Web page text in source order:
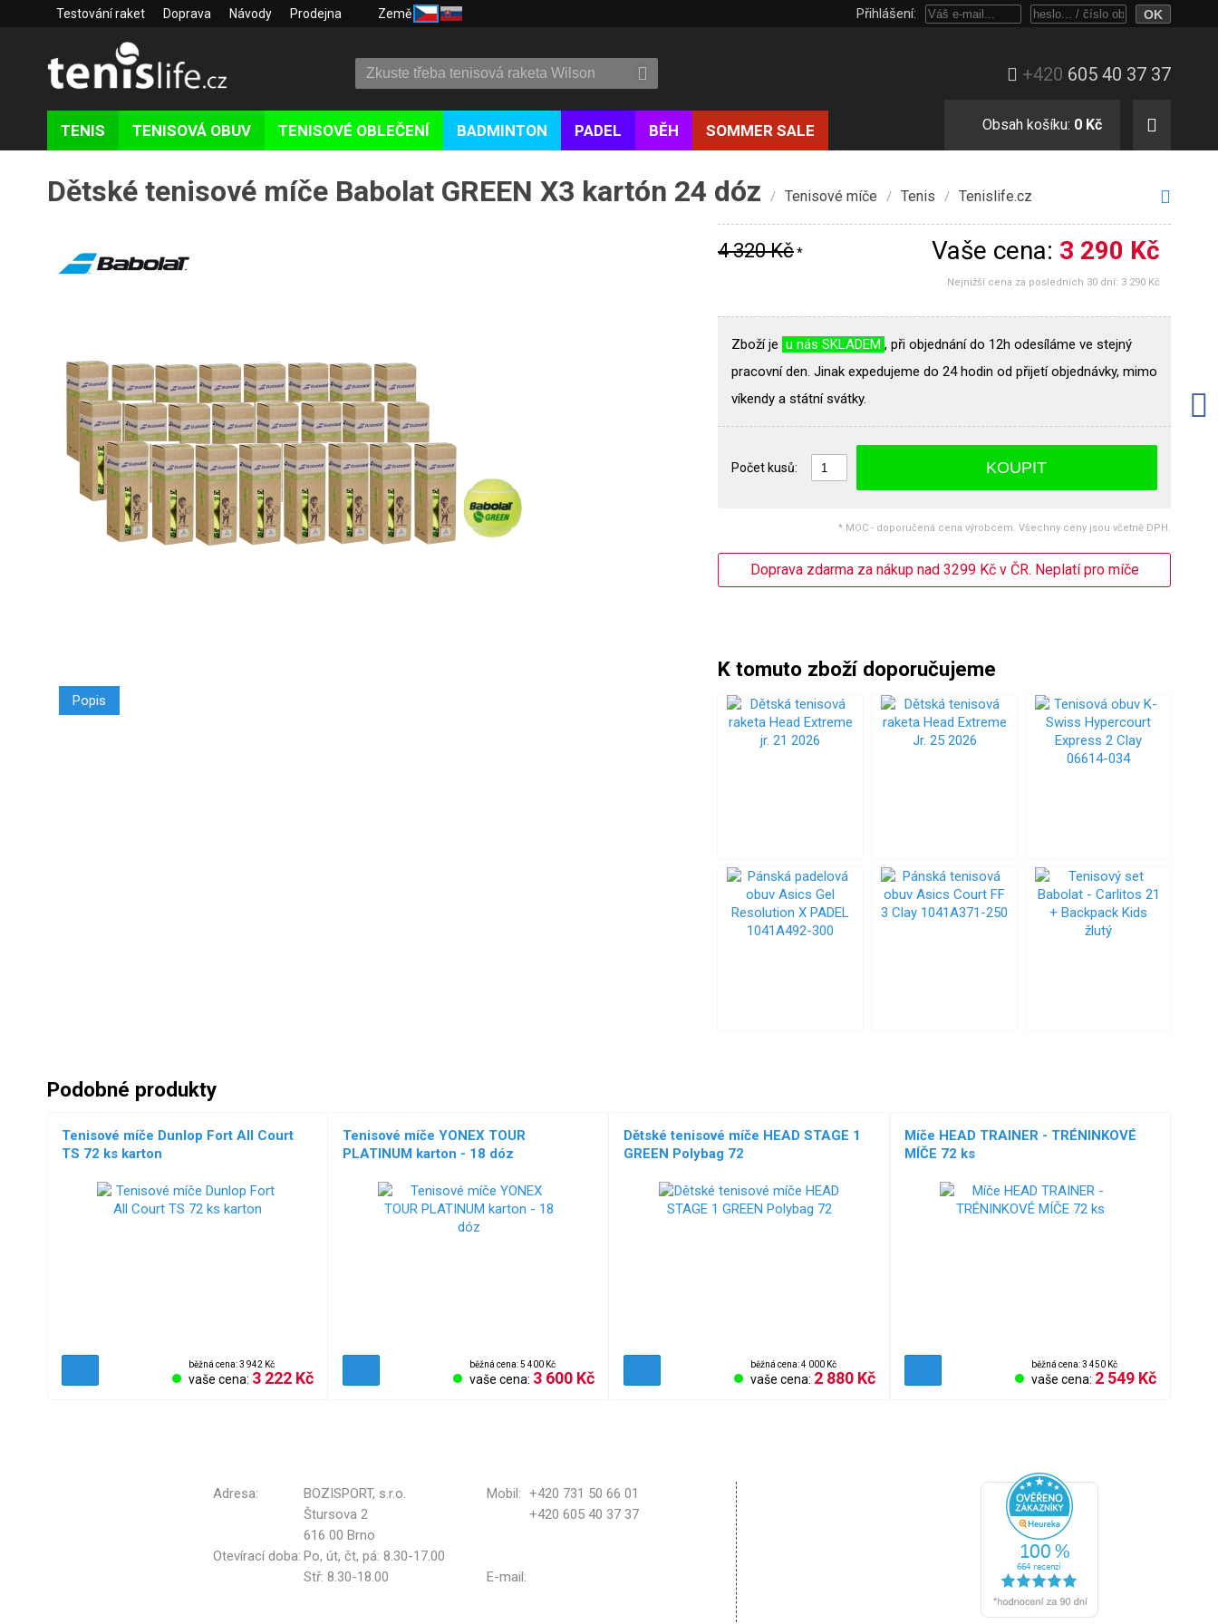
Testování raket Doprava Návody Prodejna Země Přihlášení:
+420 605 40 37 37
TENIS TENISOVÁ OBUV TENISOVÉ OBLEČENÍ BADMINTON PADEL BĚH SOMMER SALE Obsah košíku: 0 Kč
Dětské tenisové míče Babolat GREEN X3 kartón 24 dóz / Tenisové míče / Tenis / Tenislife.cz
Popis
4 320 Kč* Vaše cena: 3 290 Kč
Nejnižší cena za posledních 30 dní: 3 290 Kč
Zboží je u nás SKLADEM , při objednání do 12h odesíláme ve stejný
pracovní den. Jinak expedujeme do 24 hodin od přijetí objednávky, mimo
víkendy a státní svátky.
Počet kusů: KOUPIT
* MOC - doporučená cena výrobcem. Všechny ceny jsou včetně DPH.
Doprava zdarma za nákup nad 3299 Kč v ČR. Neplatí pro míče
K tomuto zboží doporučujeme
Podobné produkty
Tenisové míče Dunlop Fort All Court
TS 72 ks karton
běžná cena: 3 942 Kč
vaše cena: 3 222 Kč
Tenisové míče YONEX TOUR
PLATINUM karton - 18 dóz
běžná cena: 5 400 Kč
vaše cena: 3 600 Kč
Dětské tenisové míče HEAD STAGE 1
GREEN Polybag 72
běžná cena: 4 000 Kč
vaše cena: 2 880 Kč
Míče HEAD TRAINER - TRÉNINKOVÉ
MÍČE 72 ks
běžná cena: 3 450 Kč
vaše cena: 2 549 Kč
Adresa: BOZISPORT, s.r.o. Mobil: +420 731 50 66 01
Štursova 2
+420 605 40 37 37
616 00 Brno
Otevírací doba: Po, út, čt, pá: 8.30-17.00
Stř: 8.30-18.00
E-mail: